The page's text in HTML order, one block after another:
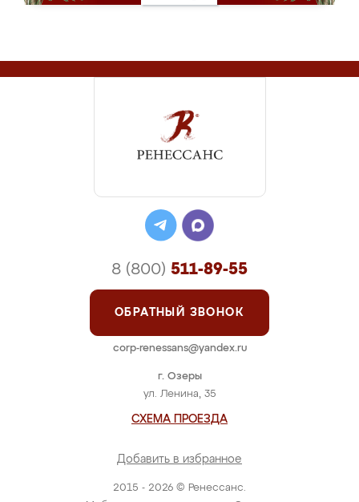
2015 - 2026 © Ренессанс.
г. Озеры
ул. Ленина, 35
СХЕМА ПРОЕЗДА
Добавить в избранное
8 (800) 511-89-55
ОБРАТНЫЙ ЗВОНОК
corp-renessans@yandex.ru